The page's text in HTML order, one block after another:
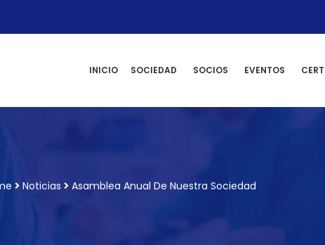
INICIO SOCIEDAD SOCIOS EVENTOS
Noticias Asamblea Anual De Nuestra Sociedad